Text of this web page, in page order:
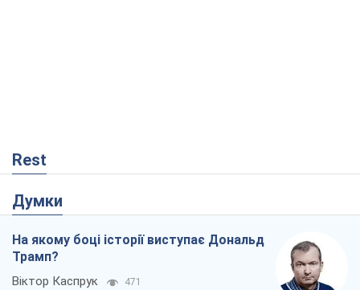
Rest
Думки
На якому боці історії виступає Дональд
Трамп?
Віктор Каспрук 471